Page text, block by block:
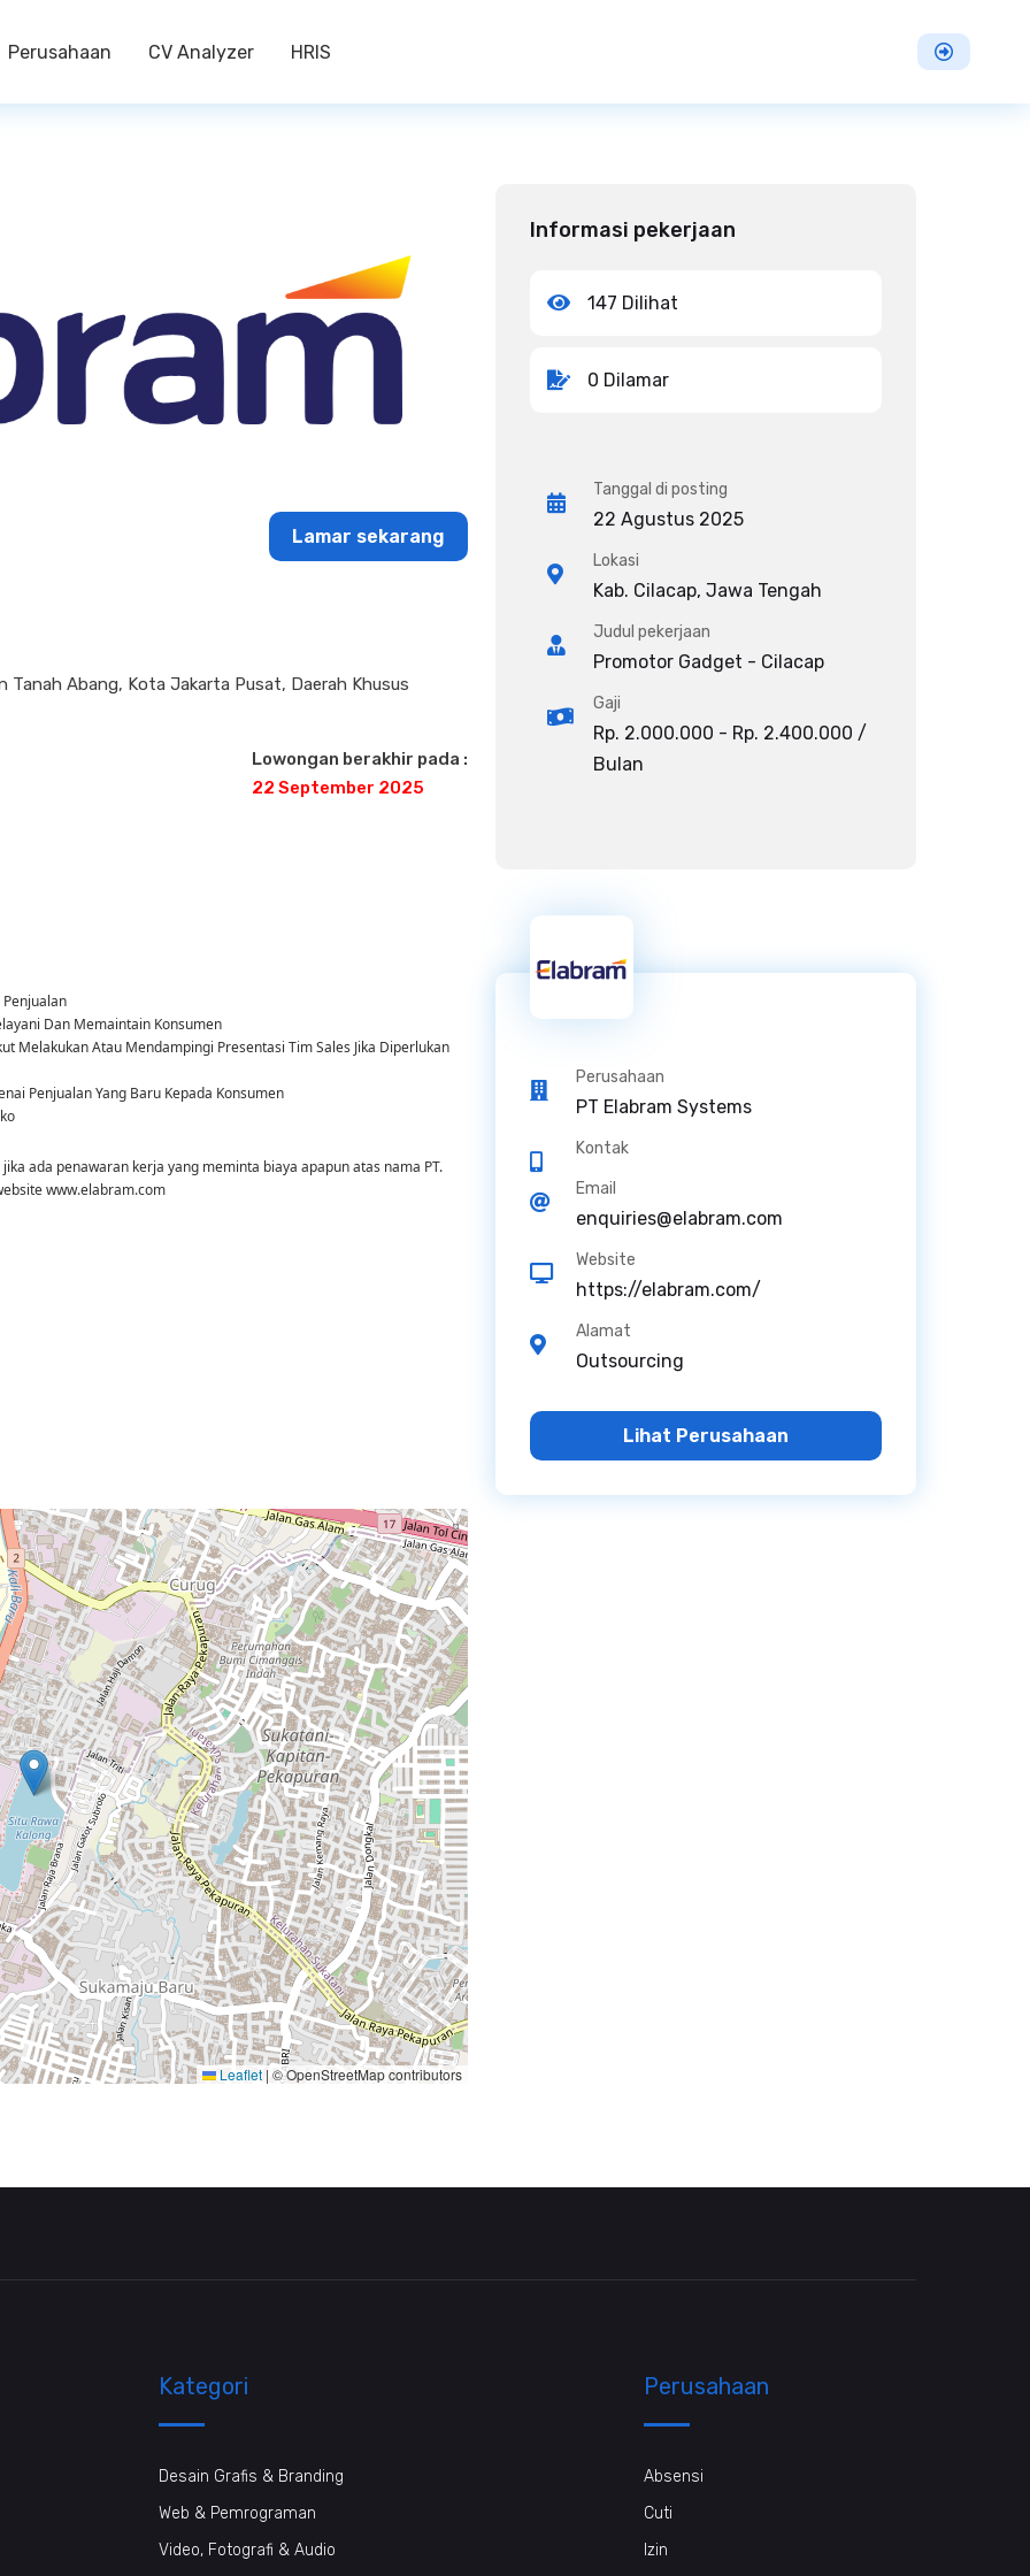
Perusahaan CV Analyzer HRIS
Tanah Abang, Kota Jakarta Pusat, Daerah Khusus
Lowongan berakhir pada :
22 September 2025
Lamar sekarang
Dan Memaintain Konsumen
Melakukan Atau Mendampingi Presentasi Tim Sales Jika Diperlukan
Penjualan Yang Baru Kepada Konsumen
ada penawaran kerja yang meminta biaya apapun atas nama PT.
www.elabram.com
Leaflet | © OpenStreetMap contributors
Informasi pekerjaan
147 Dilihat
0 Dilamar
Tanggal di posting
22 Agustus 2025
Lokasi
Kab. Cilacap, Jawa Tengah
Judul pekerjaan
Promotor Gadget - Cilacap
Gaji
Rp. 2.000.000 - Rp. 2.400.000 /
Bulan
Perusahaan
PT Elabram Systems
Kontak
Email
enquiries@elabram.com
Website
https://elabram.com/
Alamat
Outsourcing
Lihat Perusahaan
Kategori
Desain Grafis & Branding
Web & Pemrograman
Video, Fotografi & Audio
Perusahaan
Absensi
Cuti
Izin